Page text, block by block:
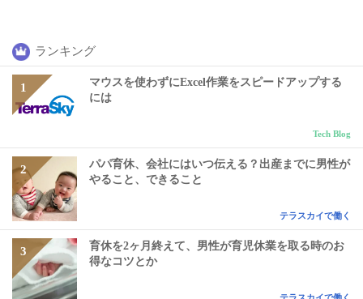
ランキング
マウスを使わずにExcel作業をスピードアップする
には
Tech Blog
パパ育休、会社にはいつ伝える？出産までに男性が
やること、できること
テラスカイで働く
育休を2ヶ月終えて、男性が育児休業を取る時のお
得なコツとか